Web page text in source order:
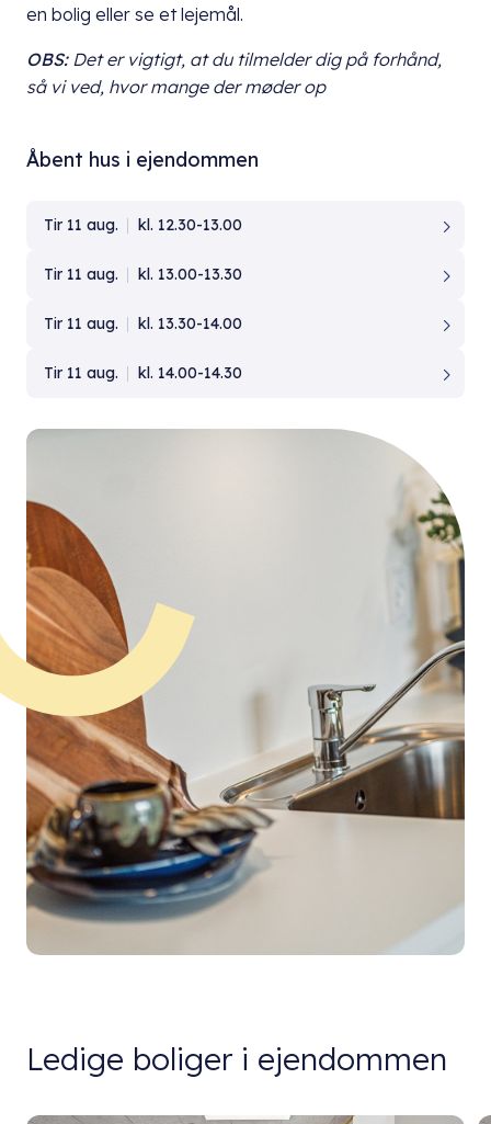
en bolig eller se et lejemål.
OBS: Det er vigtigt, at dutilmelder dig på forhånd,
så vi ved, hvor mange der møder op
Åbent hus i ejendommen
Tir 11 aug. kl. 12.30-13.00
Tir 11 aug. kl. 13.00-13.30
Tir 11 aug. kl. 13.30-14.00
Tir 11 aug. kl. 14.00-14.30
Ledige boliger i ejendommen